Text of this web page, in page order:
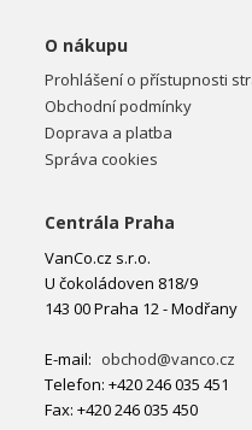
O nákupu
Prohlášení o přístupnosti
Obchodní podmínky
Doprava a platba
Správa cookies
Centrála Praha
VanCo.cz s.r.o.
U čokoládoven 818/9
143 00 Praha 12 - Modřany
E-mail: obchod@vanco.cz
Telefon: +420 246 035 451
Fax: +420 246 035 450